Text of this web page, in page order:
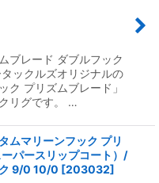
ブレード ダブルフック
ックルズオリジナルの
ク プリズムブレード」
リグです。 …
ムマリーンフック プリ
パースリップコート）/
9/0 10/0 [203032]